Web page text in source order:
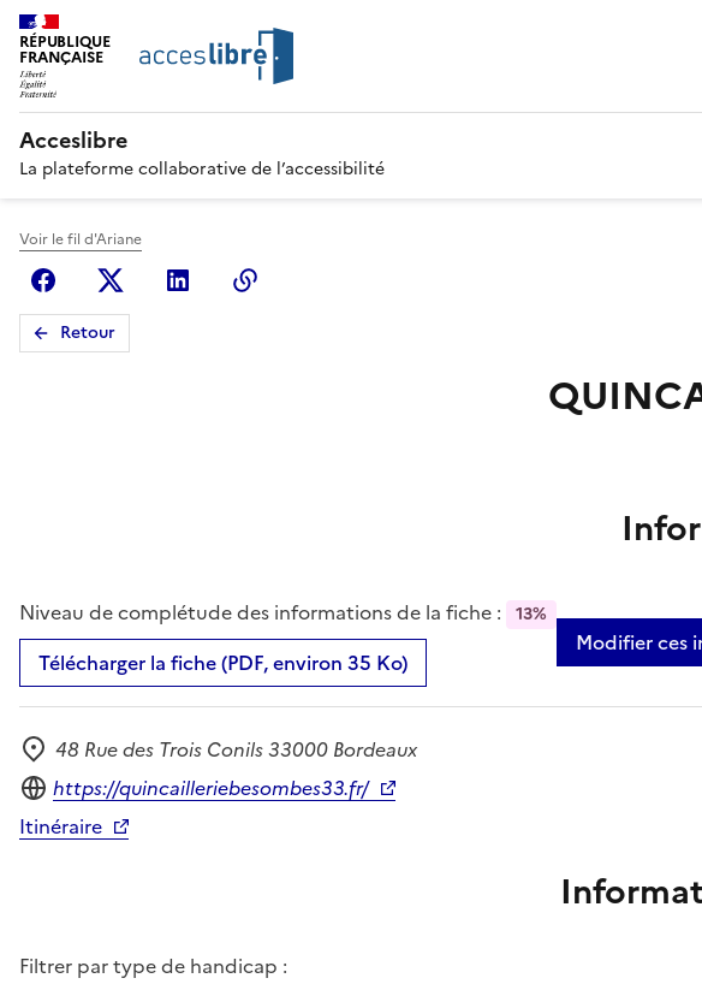
RÉPUBLIQUE
FRANÇAISE
Acceslibre
La plateforme collaborative de l’accessibilité
Voir le fil d'Ariane
FacebookX (anciennement Twitter)
Linkedin
Retour
Niveau de complétude des informations de la fiche : 13%
Télécharger la fiche (PDF, environ 35 Ko)
Modifier ces
Adresse
48 Rue des Trois Conils 33000 Bordeaux
Site internet
https://quincailleriebesombes33.fr/
Itinéraire
Filtrer par type de handicap :